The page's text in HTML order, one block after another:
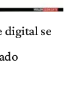
digital se